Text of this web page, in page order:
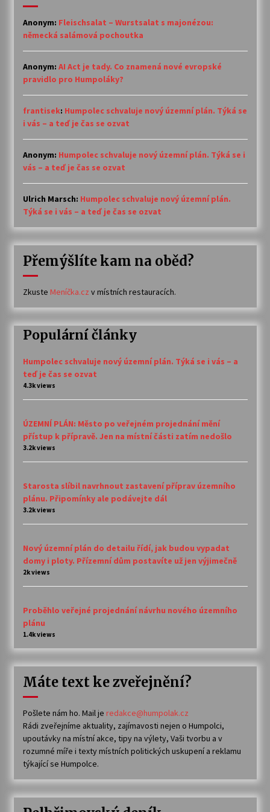
Anonym: Fleischsalat – Wurstsalat s majonézou:
německá salámová pochoutka
Anonym: AI Act je tady. Co znamená nové evropské
pravidlo pro Humpoláky?
frantisek: Humpolec schvaluje nový územní plán. Týká se
i vás – a teď je čas se ozvat
Anonym: Humpolec schvaluje nový územní plán. Týká se i
vás – a teď je čas se ozvat
Ulrich Marsch: Humpolec schvaluje nový územní plán.
Týká se i vás – a teď je čas se ozvat
Přemýšlíte kam na oběd?
Zkuste Meníčka.cz v místních restauracích.
Populární články
Humpolec schvaluje nový územní plán. Týká se i vás – a
teď je čas se ozvat
4.3k views
ÚZEMNÍ PLÁN: Město po veřejném projednání mění
přístup k přípravě. Jen na místní části zatím nedošlo
3.2k views
Starosta slíbil navrhnout zastavení příprav územního
plánu. Připomínky ale podávejte dál
3.2k views
Nový územní plán do detailu řídí, jak budou vypadat
domy i ploty. Přízemní dům postavíte už jen výjimečně
2k views
Proběhlo veřejné projednání návrhu nového územního
plánu
1.4k views
Máte text ke zveřejnění?
Pošlete nám ho. Mail je redakce@humpolak.cz
Rádi zveřejníme aktuality, zajímavosti nejen o Humpolci,
upoutávky na místní akce, tipy na výlety, Vaši tvorbu a v
rozumné míře i texty místních politických uskupení a reklamu
týkající se Humpolce.